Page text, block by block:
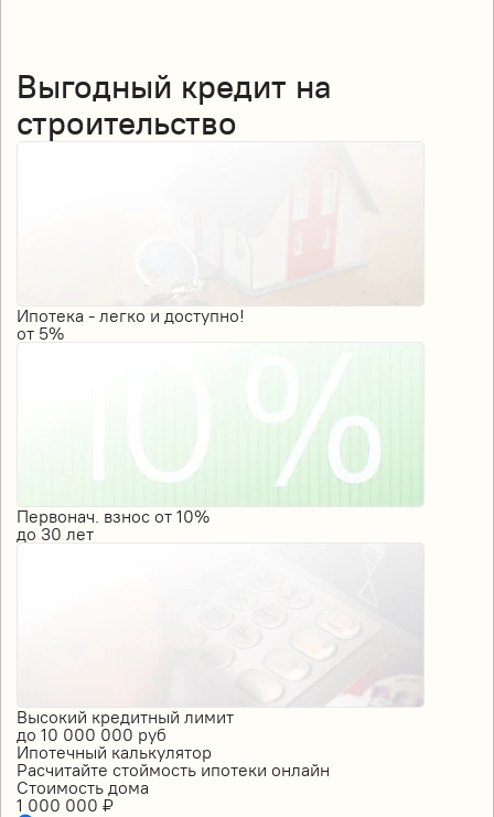
Выгодный кредит на
строительство
Ипотека - легко и доступно!
от 5%
Первонач. взнос от 10%
до30 лет
Высокий кредитный лимит
до 10 000 000 руб
Ипотечный калькулятор
Расчитайте стоймость ипотеки онлайн
Стоимость дома
1 000 000 ₽